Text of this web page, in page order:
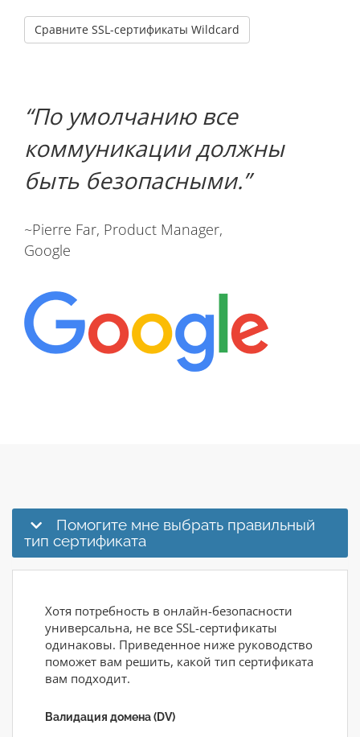
Сравните SSL-сертификаты Wildcard
По умолчанию все
коммуникации должны
быть безопасными.
~Pierre Far, Product Manager,
Google
Помогите мне выбрать правильный
тип сертификата
Хотя потребность в онлайн-безопасности
универсальна, не все SSL-сертификаты
одинаковы. Приведенное ниже руководство
поможет вам решить, какой тип сертификата
вам подходит.
Валидация домена (DV)